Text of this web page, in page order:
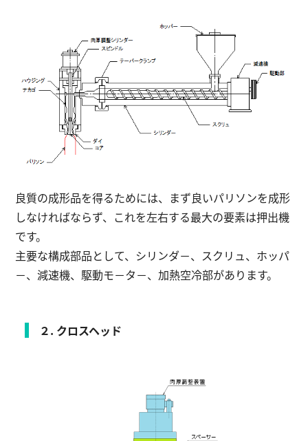
良質の成形品を得るためには、まず良いパリソンを成形
しなければならず、これを左右する最大の要素は押出機
です。
主要な構成部品として、シリンダ－、スクリュ、ホッパ
－、減速機、駆動モ－タ－、加熱空冷部があります。
２. クロスヘッド